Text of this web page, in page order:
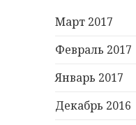
Март 2017
Февраль 2017
Январь 2017
Декабрь 2016